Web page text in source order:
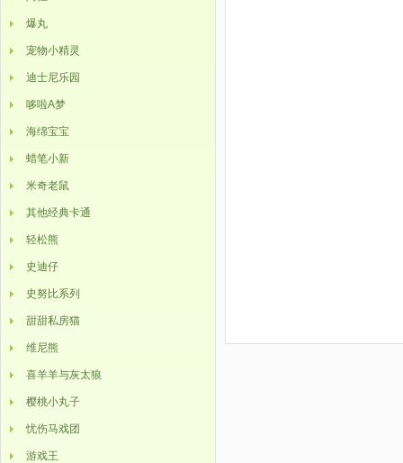
爆丸
宠物小精灵
迪士尼乐园
哆啦A梦
海绵宝宝
蜡笔小新
米奇老鼠
其他经典卡通
轻松熊
史迪仔
史努比系列
甜甜私房猫
维尼熊
喜羊羊与灰太狼
樱桃小丸子
忧伤马戏团
游戏王